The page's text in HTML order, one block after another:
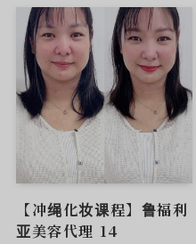
【冲绳化妆课程】鲁福利
亚美容代理 14